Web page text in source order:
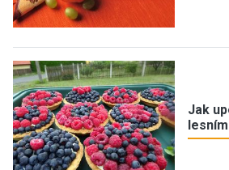
Jak